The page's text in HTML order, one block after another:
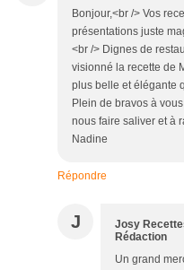
Bonjour,<br /> Vos
présentations juste
<br /> Dignes de
visionné la recette de
plus belle et élégante
Plein de bravos à
nous faire saliver et à
Nadine
Répondre
J
Josy
Rédaction
Un grand